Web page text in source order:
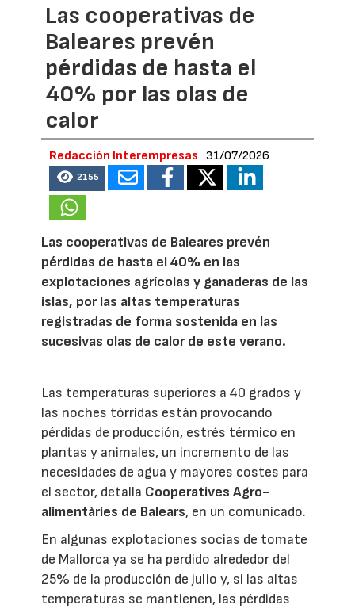
Las cooperativas de
Baleares prevén
pérdidas de hasta el
40% por las olas de
calor
Redacción Interempresas 31/07/2026
2155
Las cooperativas de Baleares prevén
pérdidas de hasta el 40% en las
explotaciones agrícolas y ganaderas de las
islas, por las altas temperaturas
registradas de forma sostenida en las
sucesivas olas de calor de este verano.
Las temperaturas superiores a 40 grados y
las noches tórridas están provocando
pérdidas de producción, estrés térmico en
plantas y animales, un incremento de las
necesidades de agua y mayores costes para
el sector, detalla Cooperatives Agro-
alimentàries de Balears, en un comunicado.
En algunas explotaciones socias de tomate
de Mallorca ya se ha perdido alrededor del
25% de la producción de julio y, si las altas
temperaturas se mantienen, las pérdidas